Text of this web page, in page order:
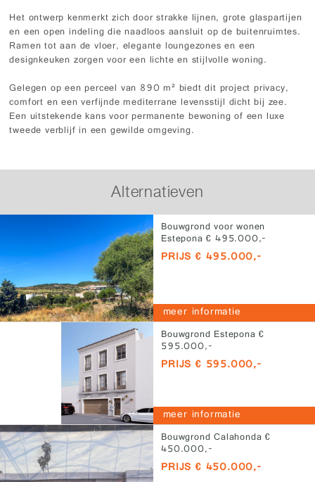
Het ontwerp kenmerkt zich door strakke lijnen, grote glaspartijen
en een open indeling die naadloos aansluit op de buitenruimtes.
Ramen tot aan de vloer, elegante loungezones en een
designkeuken zorgen voor een lichte en stijlvolle woning.
Gelegen op een perceel van 890 m² biedt dit project privacy,
comfort en een verfijnde mediterrane levensstijl dicht bij zee.
Een uitstekende kans voor permanente bewoning of een luxe
tweede verblijf in een gewilde omgeving.
Alternatieven
Bouwgrond voor wonen
Estepona € 495.000,-
PRIJS € 495.000,-
meer informatie
Bouwgrond Estepona €
595.000,-
PRIJS € 595.000,-
meer informatie
Bouwgrond Calahonda €
450.000,-
PRIJS € 450.000,-